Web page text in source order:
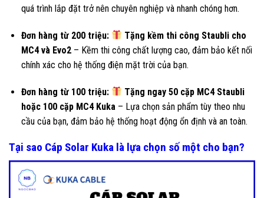
quá trình lắp đặt trở nên chuyên nghiệp và nhanh chóng hơn.
Đơn hàng từ 200 triệu:
Tặng kềm thi công Staubli cho
MC4 và Evo2– Kềm thi công chất lượng cao, đảm bảo kết nối
chính xác cho hệ thống điện mặt trời của bạn.
Đơn hàng từ 100 triệu:
Tặng ngay 50 cặp MC4 Staubli
hoặc 100 cặp MC4 Kuka – Lựa chọn sản phẩm tùy theo nhu
cầu của bạn, đảm bảo hệ thống hoạt động ổn định và an toàn.
Tại sao Cáp Solar Kuka là lựa chọn số một cho bạn?